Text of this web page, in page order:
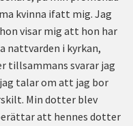
kvinna ifatt mig. Jag
visar mig att hon har
nattvarden i kyrkan,
tillsammans svarar jag
talar om att jag bor
Min dotter blev
att hennes dotter